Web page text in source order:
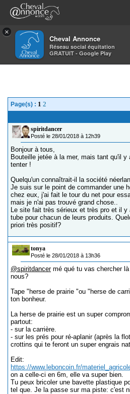
×
Cheval Annonce
Réseau social équitation
GRATUIT - Google Play
>Équipements
MEIJER METAAL :
Page(s) : 1 2
spiritdancer
Posté le 28/01/2018 à 12h39
Bonjour à tous,
Bouteille jetée à la mer, mais tant qu'il y
tenter !
Quelqu'un connaîtrait-il la société
Je suis sur le point de commander une
chez eux, j'ai fait le tour du net pour
mais je n'ai pas trouvé grand chose..
Le site fait très sérieux et très pro et il
tube pour chacun de leurs produits.
priori très positif?
tonya
Posté le 28/01/2018 à 13h36
@spiritdancer mé qué tu vas chercher
nous?
Tape "herse de prairie "ou "herse de
ton bonheur.
La herse de prairie est un super
partout:
- sur la carrière.
- sur les prés pour ré-aplanir (après la
crottins qui te feront un super engrais
Edit:
https://www.leboncoin.fr/
on a celle-ci en 6m, elle va super bien.
Tu peux bricoler une bavette plastique
tel que. Je la passe sur ma piste: c'est